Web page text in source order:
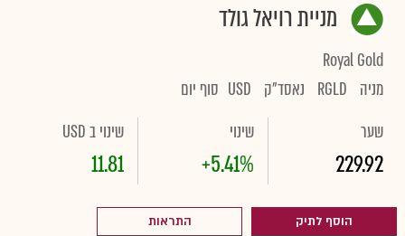
מניית רויאל גולד
Royal Gold
מניה
RGLD נאסד"ק USD סוף יום
שער
229.92
שינוי
+5.41%
שינוי ב USD
11.81
הוסף לתיק התראות